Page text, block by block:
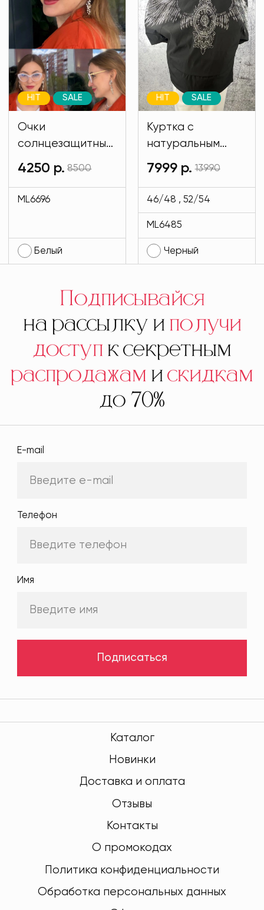
Очки
солнцезащитные
имиджевые
белого цвета
MODLAV ML6696-
HIT SALE
4250 р. 8500
ML6696
Белый
Куртка с
натуральным
мехом и на
подкладе кролик
черного цвета
MODLAV ML6485-
13
HIT SALE
7999 р. 13990
46/48 , 52/54
ML6485
Черный
Подписывайся
на рассылку иполучи
доступк секретным
распродажамискидкам
до 70%
E-mail
Телефон
Имя
Подписаться
Каталог
Новинки
Доставка и оплата
Отзывы
Контакты
О промокодах
Политика конфиденциальности
Обработка персональных данных